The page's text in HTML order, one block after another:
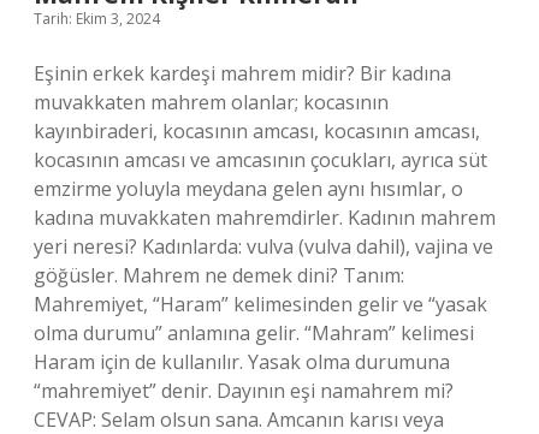
Tarih: Ekim 3, 2024
Eşinin erkek kardeşi mahrem midir? Bir kadına
muvakkaten mahrem olanlar; kocasının
kayınbiraderi, kocasının amcası, kocasının amcası,
kocasının amcası ve amcasının çocukları, ayrıca süt
emzirme yoluyla meydana gelen aynı hısımlar, o
kadına muvakkaten mahremdirler. Kadının mahrem
yeri neresi? Kadınlarda: vulva (vulva dahil), vajina ve
göğüsler. Mahrem ne demek dini? Tanım:
Mahremiyet, “Haram” kelimesinden gelir ve “yasak
olma durumu” anlamına gelir. “Mahram” kelimesi
Haram için de kullanılır. Yasak olma durumuna
“mahremiyet” denir. Dayının eşi namahrem mi?
CEVAP: Selam olsun sana. Amcanın karısı veya